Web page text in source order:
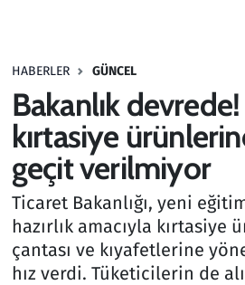
HABERLER GÜNCEL
Bakanlık
kırtasiye
geçit verilmiyor
Ticaret Bakanlığı, yeni
hazırlık amacıyla kırtasiye
çantası ve kıyafetlerine
hız verdi. Tüketicilerin de
Haber
Kültür Sanat
Kurumsal Haberler
Lezzet Durağı
Memur ve Kamu